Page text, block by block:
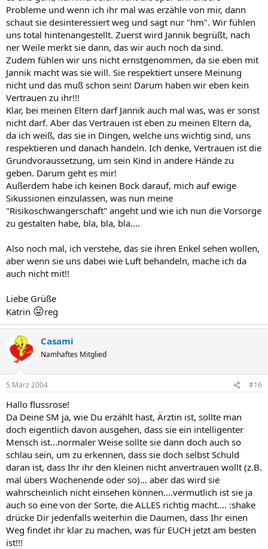
Probleme und wenn ich ihr mal was erzähle von mir, dann
schaut sie desinteressiert weg und sagt nur "hm". Wir fühlen
uns total hintenangestellt. Zuerst wird Jannik begrüßt, nach
ner Weile merkt sie dann, das wir auch noch da sind.
Zudem fühlen wir uns nicht ernstgenommen, da sie eben mit
Jannik macht was sie will. Sie respektiert unsere Meinung
nicht und das muß schon sein! Darum haben wir eben kein
Vertrauen zu ihr!!!
Klar, bei meinen Eltern darf Jannik auch mal was, was er sonst
nicht darf. Aber das Vertrauen ist eben zu meinen Eltern da,
da ich weiß, das sie in Dingen, welche uns wichtig sind, uns
respektieren und danach handeln. Ich denke, Vertrauen ist die
Grundvoraussetzung, um sein Kind in andere Hände zu
geben. Darum geht es mir!
Außerdem habe ich keinen Bock darauf, mich auf ewige
Sikussionen einzulassen, was nun meine
"Risikoschwangerschaft" angeht und wie ich nun die Vorsorge
zu gestalten habe, bla, bla, bla....
Also noch mal, ich verstehe, das sie ihren Enkel sehen wollen,
aber wenn sie uns dabei wie Luft behandeln, mache ich da
auch nicht mit!!
Liebe Grüße
Katrin 😛reg
Casami
Namhaftes Mitglied
5 März 2004 #16
Hallo flussrose!
Da Deine SM ja, wie Du erzählt hast, Ärztin ist, sollte man
doch eigentlich davon ausgehen, dass sie ein intelligenter
Mensch ist...normaler Weise sollte sie dann doch auch so
schlau sein, um zu erkennen, dass sie doch selbst Schuld
daran ist, dass Ihr ihr den kleinen nicht anvertrauen wollt (z.B.
mal übers Wochenende oder so)... aber das wird sie
wahrscheinlich nicht einsehen können....vermutlich ist sie ja
auch so eine von der Sorte, die ALLES richtig macht.... :shake
drücke Dir jedenfalls weiterhin die Daumen, dass Ihr einen
Weg findet ihr klar zu machen, was für EUCH jetzt am besten
ist!!!